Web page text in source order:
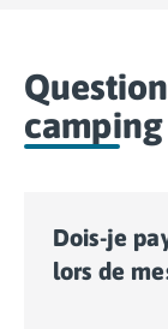
Dois-je
lors de